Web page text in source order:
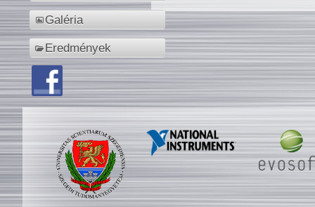
Galéria
Eredmények